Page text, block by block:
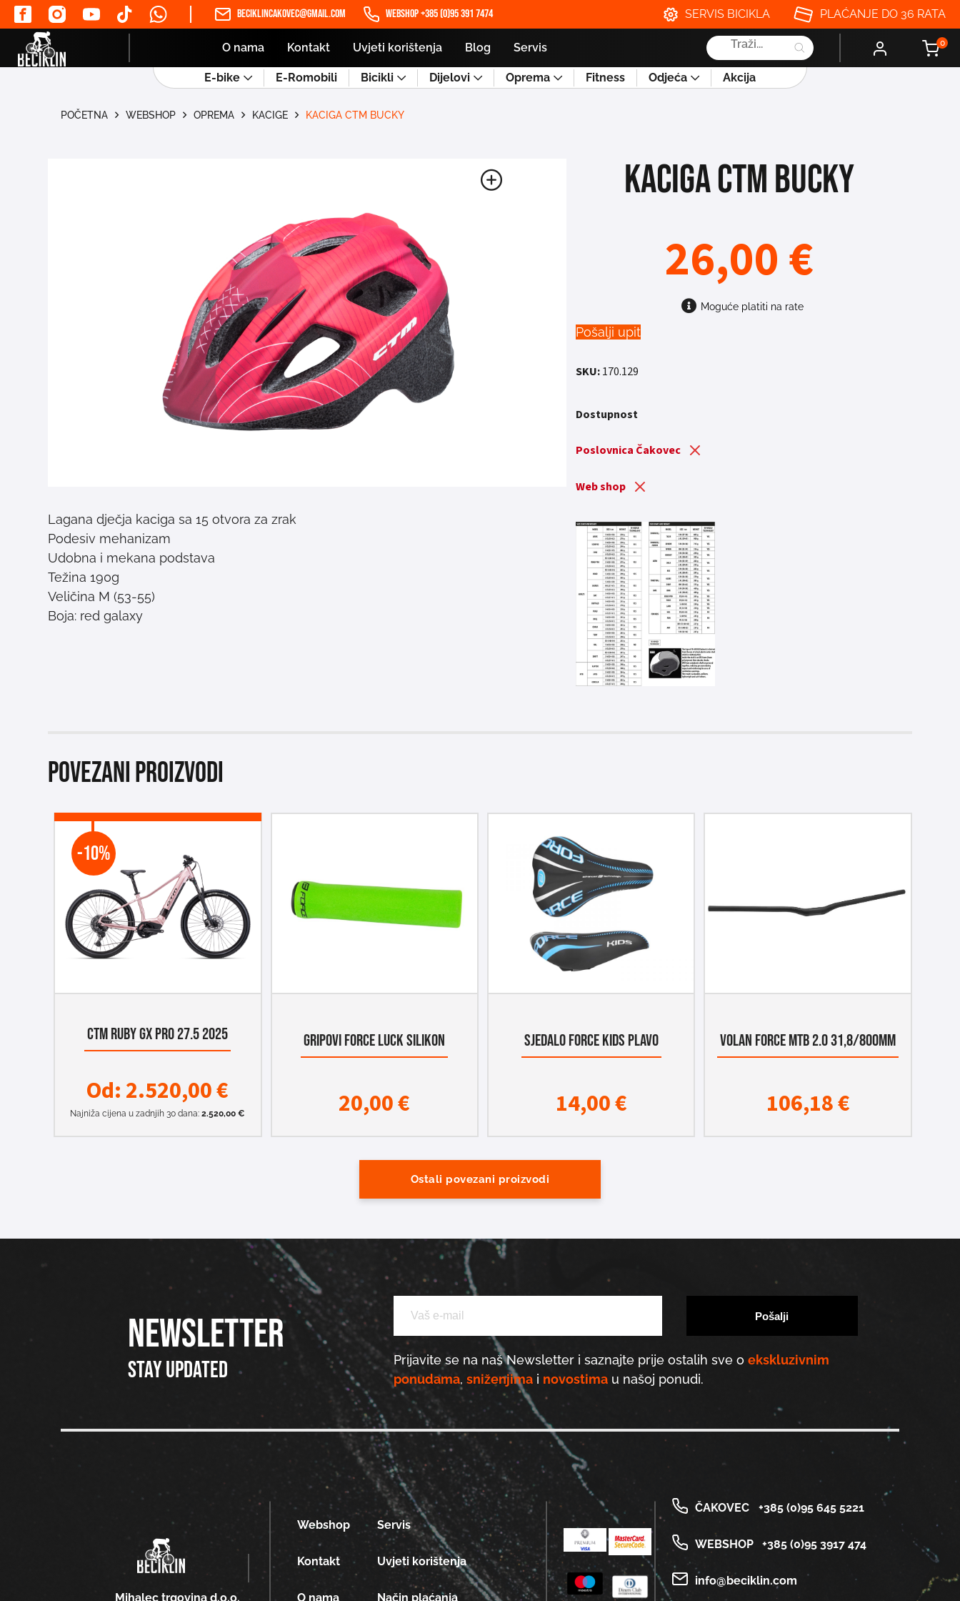
beciklincakovec@gmail.com WEBSHOP +385 (0)95 391 7474 SERVIS BICIKLA PLAĆANJE DO 36 RATA
O nama Kontakt Uvjeti korištenja Blog Servis
Products
search
0
E-bike E-Romobili Bicikli Dijelovi Oprema Fitness Odjeća Akcija
POČETNA WEBSHOP OPREMA KACIGE KACIGA CTM BUCKY
Lagana dječja kaciga sa 15 otvora za zrak
Podesiv mehanizam
Udobna i mekana podstava
Težina 190g
Veličina M (53-55)
Boja: red galaxy
KACIGA CTM BUCKY
26,00€
Moguće platiti na rate
Pošalji upit
SKU:170.129
Dostupnost
Poslovnica Čakovec
Web shop
Povezani proizvodi
-10%
CTM RUBY GX PRO 27.5 2025
Od:2.520,00€
Najniža cijena u zadnjih 30 dana:2.520,00€
GRIPOVI FORCE LUCK SILIKON
20,00€
SJEDALO FORCE KIDS PLAVO
14,00€
VOLAN FORCE MTB 2.0 31,8/800mm
106,18€
Ostali povezani proizvodi
NEWSLETTER
Stay updated Prijavite se na naš Newsletter i saznajte prije ostalih sve o ekskluzivnim
ponudama, sniženjimai novostimau našoj ponudi.
Mihalec trgovina d.o.o.
Webshop
Kontakt
O nama
Servis
Uvjeti korištenja
Način plaćanja
ČAKOVEC +385 (0)95 645 5221
WEBSHOP +385 (0)95 3917 474
info@beciklin.com